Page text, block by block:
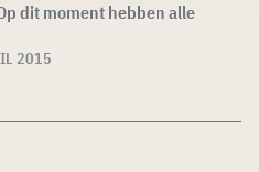
dit moment hebben alle
2015